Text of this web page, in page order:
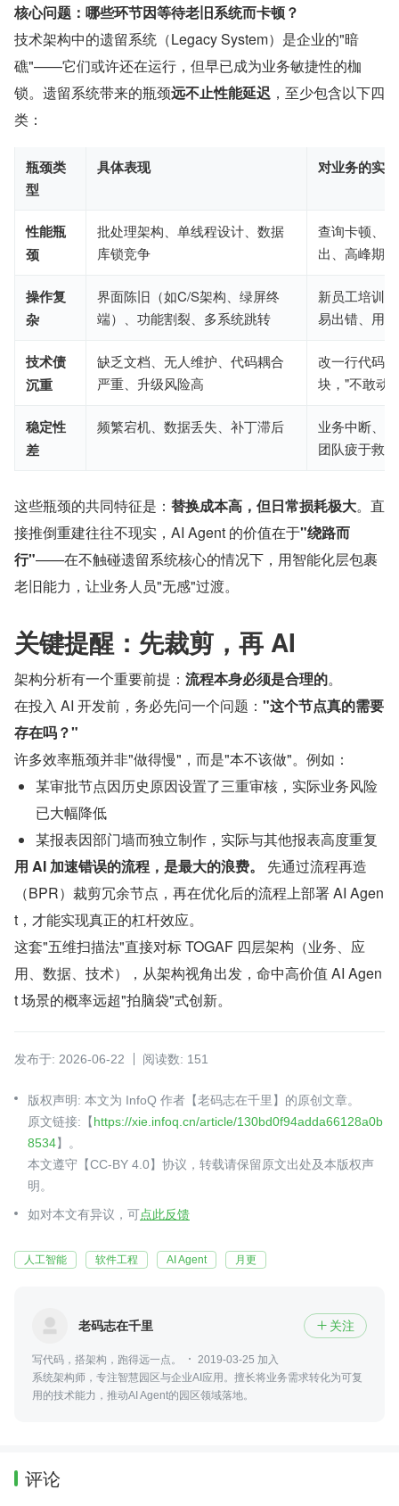
核心问题：哪些环节因等待老旧系统而卡顿？
技术架构中的遗留系统（Legacy System）是企业的"暗
礁"——它们或许还在运行，但早已成为业务敏捷性的枷
锁。遗留系统带来的瓶颈远不止性能延迟 ，至少包含以下四
类：
瓶颈类
型
具体表现 对业务的实
性能瓶
颈
批处理架构、单线程设计、数据
库锁竞争
查询卡顿、
出、高峰期
操作复
杂
界面陈旧（如C/S架构、绿屏终
端）、功能割裂、多系统跳转
新员工培训
易出错、用
技术债
沉重
缺乏文档、无人维护、代码耦合
严重、升级风险高
改一行代码
块，"不敢动
稳定性
差
频繁宕机、数据丢失、补丁滞后
业务中断、
团队疲于救火
这些瓶颈的共同特征是： 替换成本高，但日常损耗极大。直
接推倒重建往往不现实，AI Agent 的价值在于"绕路而
行"——在不触碰遗留系统核心的情况下，用智能化层包裹
老旧能力，让业务人员"无感"过渡。
关键提醒：先裁剪，再 AI
架构分析有一个重要前提： 流程本身必须是合理的。
在投入 AI 开发前，务必先问一个问题： "这个节点真的需要
存在吗？"
许多效率瓶颈并非"做得慢"，而是"本不该做"。例如：
某审批节点因历史原因设置了三重审核，实际业务风险
已大幅降低
某报表因部门墙而独立制作，实际与其他报表高度重复
用 AI 加速错误的流程，是最大的浪费。
先通过流程再造
（BPR）裁剪冗余节点，再在优化后的流程上部署 AI Agen
t，才能实现真正的杠杆效应。
这套"五维扫描法"直接对标 TOGAF 四层架构（业务、应
用、数据、技术），从架构视角出发，命中高价值 AI Agen
t 场景的概率远超"拍脑袋"式创新。
发布于: 2026-06-22 阅读数: 151
版权声明: 本文为 InfoQ 作者【老码志在千里】的原创文章。
原文链接:【https://xie.infoq.cn/article/130bd0f94adda66128a0b
8534】。
本文遵守【CC-BY 4.0】协议，转载请保留原文出处及本版权声
明。
如对本文有异议，可点此反馈
人工智能 软件工程 AI Agent 月更
老码志在千里  关注
写代码，搭架构，跑得远一点。
2019-03-25 加入
系统架构师，专注智慧园区与企业AI应用。擅长将业务需求转化为可复
用的技术能力，推动AI Agent的园区领域落地。
评论